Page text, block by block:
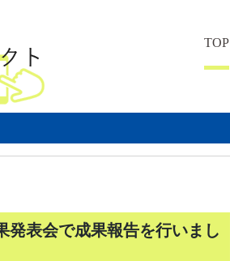
TOP
発表会で成果報告を行いまし